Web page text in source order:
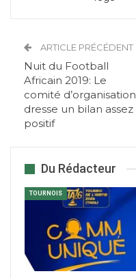
ARTICLE PRÉCÉDENT
Nuit du Football
Africain 2019: Le
comité d’organisation
dresse un bilan assez
positif
Du Rédacteur
TOURNOIS